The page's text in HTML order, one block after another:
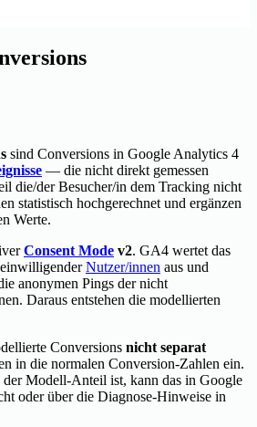
sind Conversions in Google Analytics 4
— die nicht direkt gemessen
die/der Besucher/in dem Tracking nicht
statistisch hochgerechnet und ergänzen
Werte.
Consent Mode v2. GA4 wertet das
Nutzer/innen aus und
anonymen Pings der nicht
Daraus entstehen die modellierten
Conversions nicht separat
in die normalen Conversion-Zahlen ein.
Modell-Anteil ist, kann das in Google
oder über die Diagnose-Hinweise in